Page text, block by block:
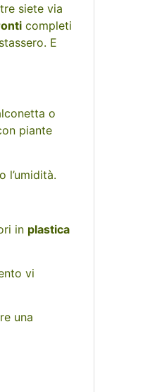
siete via
completi
E
o
piante
l’umidità.
in plastica
vi
una